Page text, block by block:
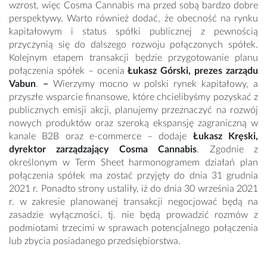
wzrost, więc Cosma Cannabis ma przed sobą bardzo dobre
perspektywy. Warto również dodać, że obecność na rynku
kapitałowym i status spółki publicznej z pewnością
przyczynią się do dalszego rozwoju połączonych spółek.
Kolejnym etapem transakcji będzie przygotowanie planu
połączenia spółek – oceniaŁukasz Górski, prezes zarządu
Vabun. – Wierzymy mocno w polski rynek kapitałowy, a
przyszłe wsparcie finansowe, które chcielibyśmy pozyskać z
publicznych emisji akcji, planujemy przeznaczyć na rozwój
nowych produktów oraz szeroką ekspansję zagraniczną w
kanale B2B oraz e-commerce – dodaje Łukasz Kręski,
dyrektor zarządzający Cosma Cannabis. Zgodnie z
określonym w Term Sheet harmonogramem działań plan
połączenia spółek ma zostać przyjęty do dnia 31 grudnia
2021 r. Ponadto strony ustaliły, iż do dnia 30 września 2021
r. w zakresie planowanej transakcji negocjować będą na
zasadzie wyłączności, tj. nie będą prowadzić rozmów z
podmiotami trzecimi w sprawach potencjalnego połączenia
lub zbycia posiadanego przedsiębiorstwa.